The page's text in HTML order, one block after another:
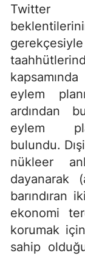
Twitter
eylem
ardından
eylem
bulundu.
nükleer
dayanarak
barındıran
ekonomi
korumak
sahip